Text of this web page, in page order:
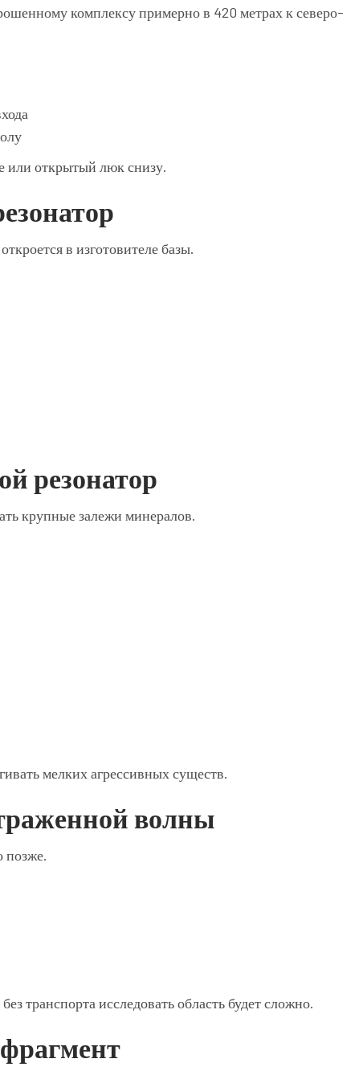
комплексу примерно в 420 метрах к северо-
или открытый люк снизу.
в изготовителе базы.
резонатор
крупные залежи минералов.
мелких агрессивных существ.
волны
позже.
транспорта исследовать область будет сложно.